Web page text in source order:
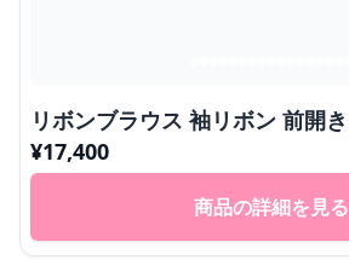
リボンブラウス 袖リボン 前開き
¥17,400
商品の詳細を見る